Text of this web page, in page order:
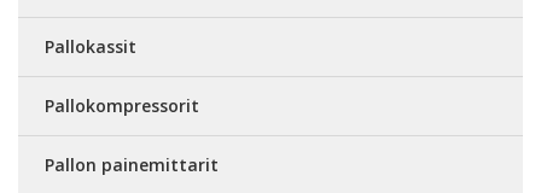
Pallokassit
Pallokompressorit
Pallon painemittarit